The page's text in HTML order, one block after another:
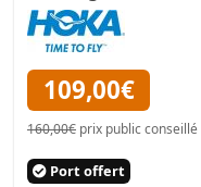
109,00€
160,00€ prix public conseillé
Port offert